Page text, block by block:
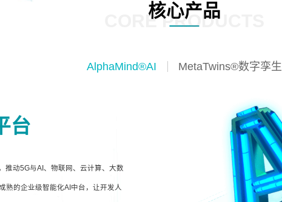
核心产品
CORE PRODUCTS
AlphaMind®AI MetaTwins®数字孪生
台
推动5G与AI、物联网、云计算、大数
熟的企业级智能化AI中台，让开发人